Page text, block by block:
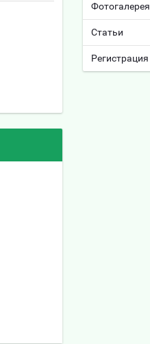
Фотогалерея
Статьи
Регистрация